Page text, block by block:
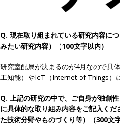
収1,000万も目指せ
ビス機関 ｜
[ 2026年5月14日 ]
｜ 新電元工業
体
[ 2026年5月14日 ]
Q. 現在取り組まれている研究内容に
みたい研究内容）（100文字以内）
研究室配属が決まるのが4月なので具
工知能）やIoT（Internet of Things）
Q. 上記の研究の中で、ご自身が独創
に具体的な取り組み内容をご記入く
た技術分野やものづくり等）（300文字